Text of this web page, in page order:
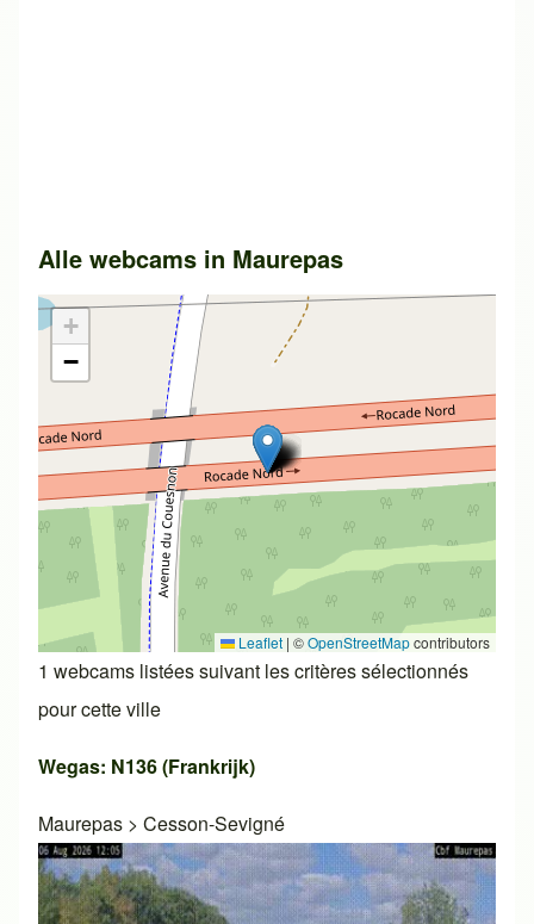
Alle webcams in Maurepas
+
−
Leaflet | ©OpenStreetMapcontributors
1 webcams listées suivant les critères sélectionnés
pour cette ville
Wegas: N136 (Frankrijk)
Maurepas > Cesson-Sevigné